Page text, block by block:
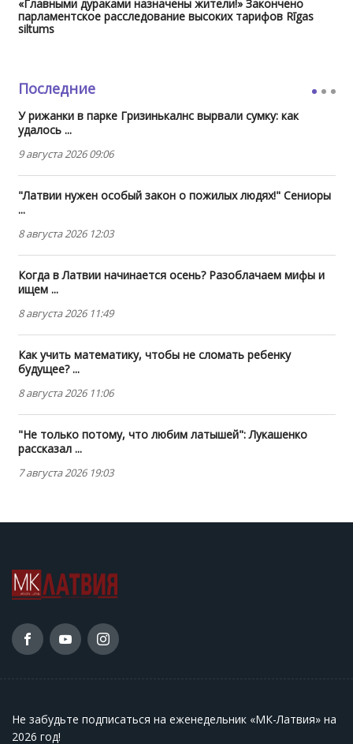
«Главными дураками назначены жители!» Закончено
парламентское расследование высоких тарифов Rīgas
siltums
Последние
У рижанки в парке Гризинькалнс вырвали сумку: как
удалось ...
9 августа 2026 09:06
"Латвии нужен особый закон о пожилых людях!" Сениоры
...
8 августа 2026 12:03
Когда в Латвии начинается осень? Разоблачаем мифы и
ищем ...
8 августа 2026 11:49
Как учить математику, чтобы не сломать ребенку
будущее? ...
8 августа 2026 11:06
"Не только потому, что любим латышей": Лукашенко
рассказал ...
7 августа 2026 19:03
Не забудьте подписаться на еженедельник «МК-Латвия» на
2026 год!